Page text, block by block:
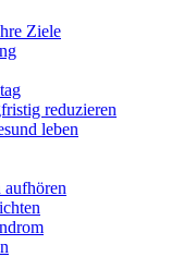
Ziele
reduzieren
leben